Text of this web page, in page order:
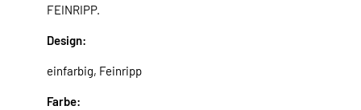
FEINRIPP.
Design:
einfarbig, Feinripp
Farbe: